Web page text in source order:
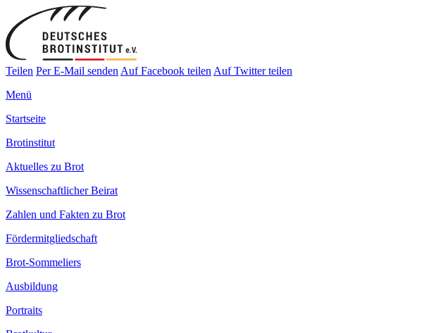
Teilen Per E-Mail senden Auf Facebook teilen Auf Twitter teilen
Menü
Startseite
Brotinstitut
Aktuelles zu Brot
Wissenschaftlicher Beirat
Zahlen und Fakten zu Brot
Fördermitgliedschaft
Brot-Sommeliers
Ausbildung
Portraits